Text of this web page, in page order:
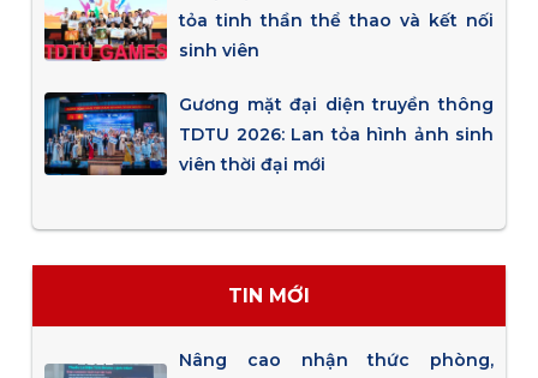
tỏa tinh thần thể thao và kết nối
sinh viên
Gương mặt đại diện truyền thông
TDTU 2026: Lan tỏa hình ảnh sinh
viên thời đại mới
TIN MỚI
Nâng cao nhận thức phòng,